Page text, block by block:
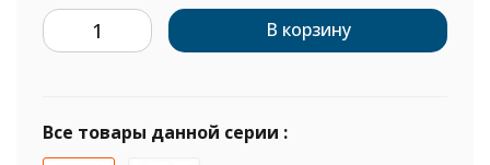
В корзину
Все товары данной серии :